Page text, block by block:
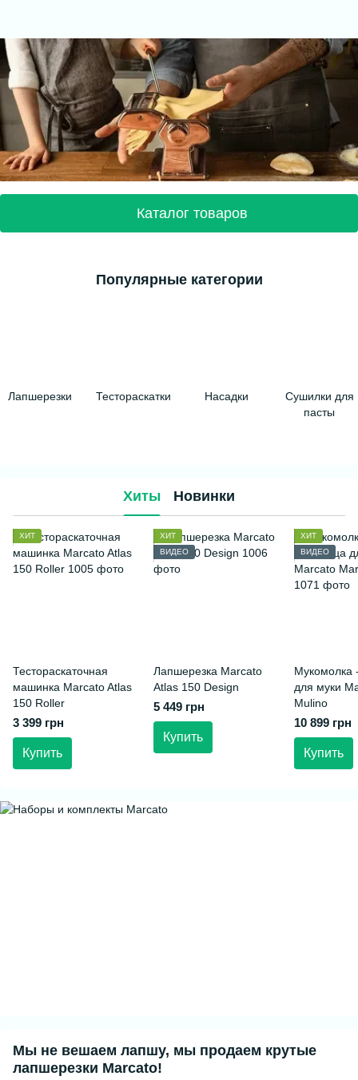
Каталог товаров
Популярные категории
Лапшерезки Тестораскатки Насадки
Сушилки для
пасты
Хиты Новинки
ХИТ
Тестораскаточная
машинка Marcato Atlas
150 Roller
3 399 грн
Купить
ХИТ
ВИДЕО
Лапшерезка Marcato
Atlas 150 Design
5 449 грн
Купить
ХИТ
ВИДЕО
Мукомолка
для муки
Mulino
10 899 грн
Купить
Мы не вешаем лапшу, мы продаем крутые
лапшерезки Marcato!